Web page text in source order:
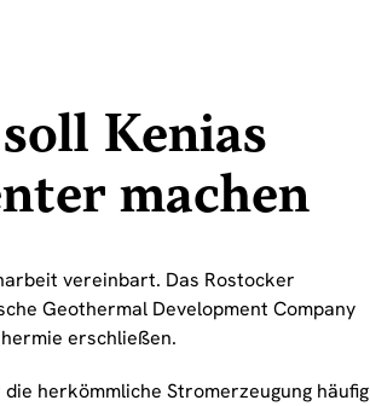
Kenias
machen
vereinbart. Das Rostocker
Geothermal Development Company
erschließen.
herkömmliche Stromerzeugung häufig